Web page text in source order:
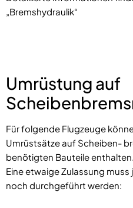
„Bremshydraulik“
Umrüstung auf
Für folgende Flugzeuge
Umrüstsätze auf Scheiben-
benötigten Bauteile enthalten.
Eine etwaige Zulassung
noch durchgeführt werden: